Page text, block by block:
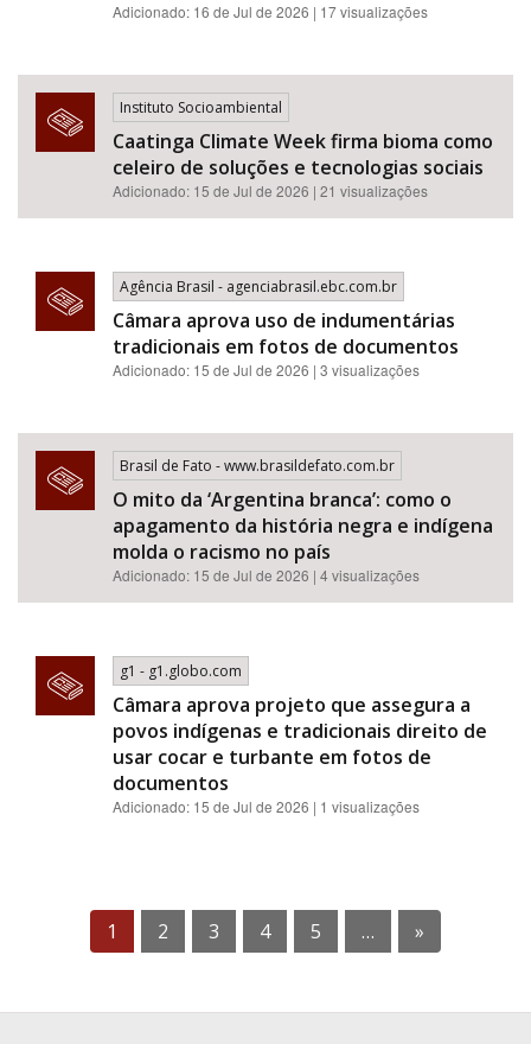
Adicionado: 16 de Jul de 2026 | 17 visualizações
Instituto Socioambiental
Caatinga Climate Week firma bioma como
celeiro de soluções e tecnologias sociais
Adicionado: 15 de Jul de 2026 | 21 visualizações
Agência Brasil - agenciabrasil.ebc.com.br
Câmara aprova uso de indumentárias
tradicionais em fotos de documentos
Adicionado: 15 de Jul de 2026 | 3 visualizações
Brasil de Fato - www.brasildefato.com.br
O mito da ‘Argentina branca’: como o
apagamento da história negra e indígena
molda o racismo no país
Adicionado: 15 de Jul de 2026 | 4 visualizações
g1 - g1.globo.com
Câmara aprova projeto que assegura a
povos indígenas e tradicionais direito de
usar cocar e turbante em fotos de
documentos
Adicionado: 15 de Jul de 2026 | 1 visualizações
1 2 3 4 5 … »